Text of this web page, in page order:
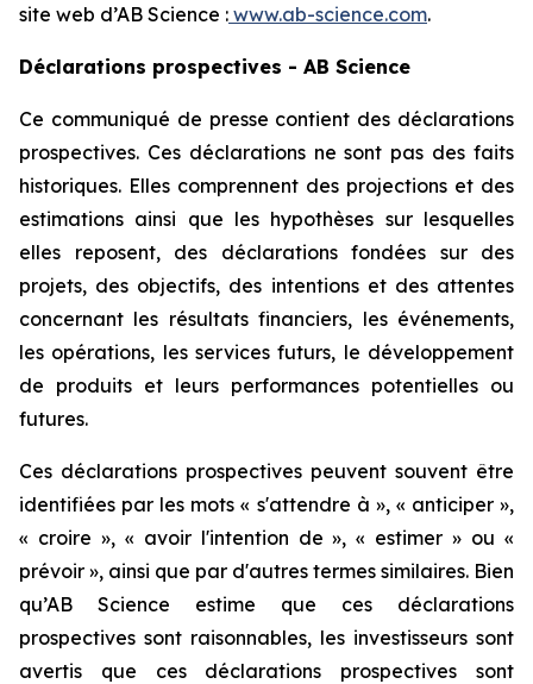
site web d’AB Science : www.ab-science.com.
Déclarations prospectives - AB Science
Ce communiqué de presse contient des déclarations
prospectives. Ces déclarations ne sont pas des faits
historiques. Elles comprennent des projections et des
estimations ainsi que les hypothèses sur lesquelles
elles reposent, des déclarations fondées sur des
projets, des objectifs, des intentions et des attentes
concernant les résultats financiers, les événements,
les opérations, les services futurs, le développement
de produits et leurs performances potentielles ou
futures.
Ces déclarations prospectives peuvent souvent être
identifiées par les mots « s'attendre à », « anticiper »,
« croire », « avoir l'intention de », « estimer » ou «
prévoir », ainsi que par d'autres termes similaires. Bien
qu’AB Science estime que ces déclarations
prospectives sont raisonnables, les investisseurs sont
avertis que ces déclarations prospectives sont